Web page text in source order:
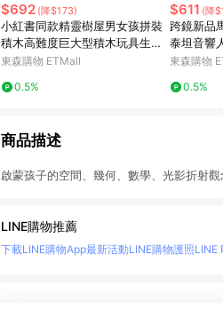
$692 (降$173)
小紅書同款精靈樹屋男女孩拼裝
積木高難度巨大型積木玩具生日
禮物
東森購物 ETMall
0.5%
$611 (降
跨鏡新品
泰坦音響
具
東森購物
0.5%
商品描述
啟蒙孩子的空間、幾何、數學、光影折射觀
LINE購物推薦
下載LINE購物App最新活動LINE購物護照LINE